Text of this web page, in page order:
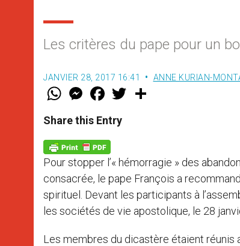
Les critères du pape pour un
JANVIER 28, 2017 16:41 ANNE KURIAN-
W
t
s
p
p
M
e
s
e
g
e
r
F
a
e
b
o
k
w
Share this Entry
Pour stopper l’« hémorragie » des
consacrée, le pape François a
spirituel. Devant les participants à
les sociétés de vie apostolique, le 28
Les membres du dicastère étaient réunis